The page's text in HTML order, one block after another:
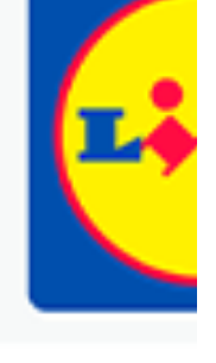
gazetkę
Blix!